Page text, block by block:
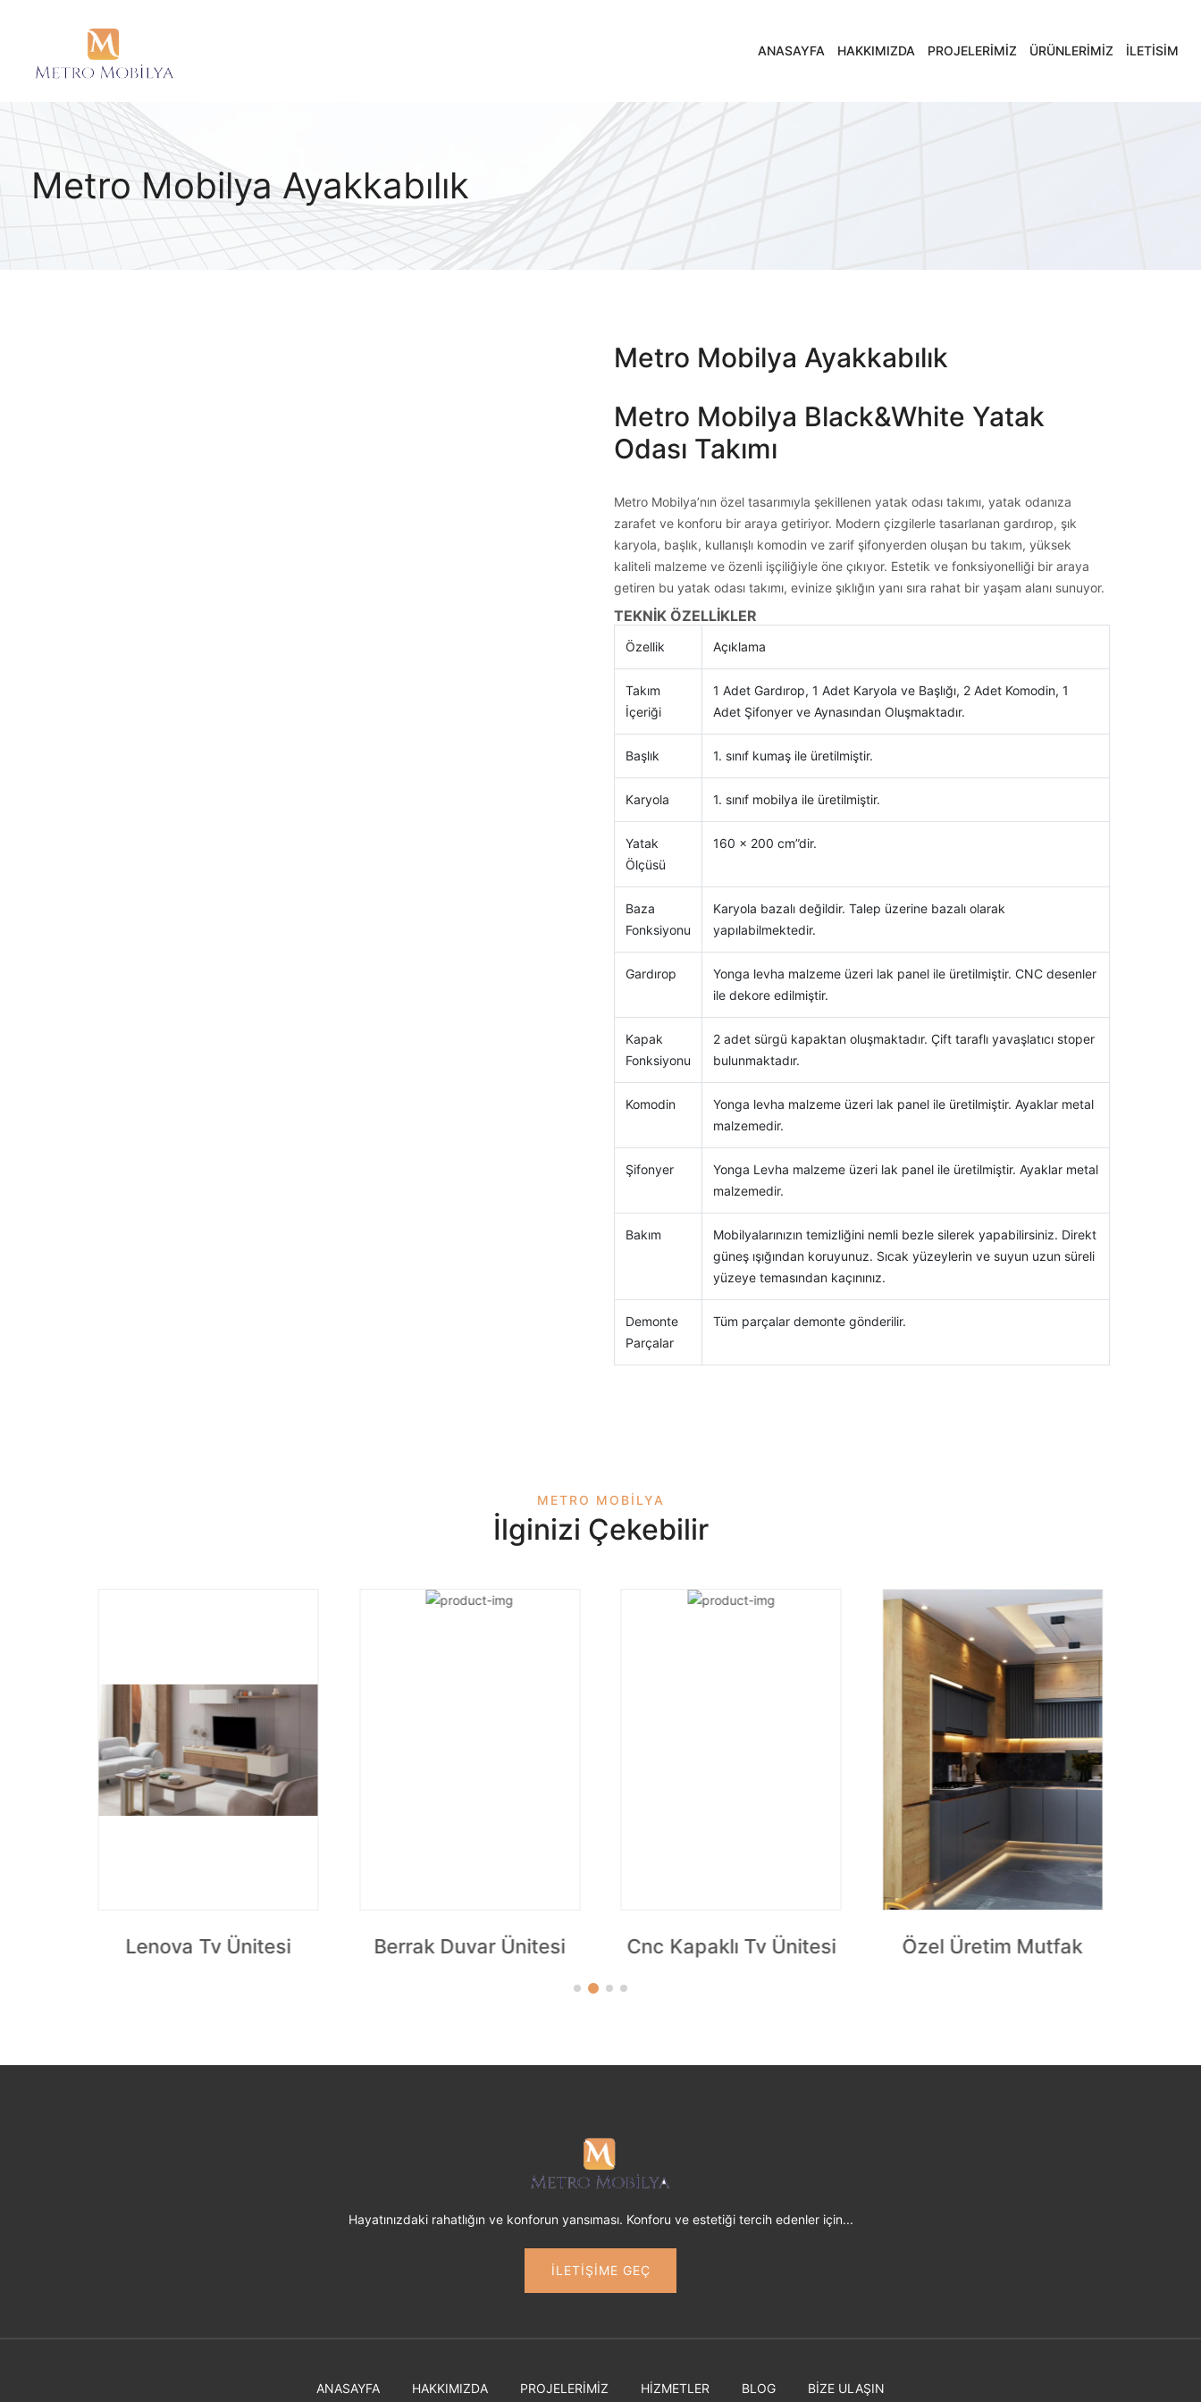
ANASAYFA HAKKIMIZDA PROJELERIMIZ ÜRÜNLERIMIZ İLETİSİM
Metro Mobilya Ayakkabılık
Metro Mobilya Ayakkabılık
Metro Mobilya Black&White Yatak
Odası Takımı
Metro Mobilya’nın özel tasarımıyla şekillenen yatak odası takımı, yatak odanıza
zarafet ve konforu bir araya getiriyor. Modern çizgilerle tasarlanan gardırop, şık
karyola, başlık, kullanışlı komodin ve zarif şifonyerden oluşan bu takım, yüksek
kaliteli malzeme ve özenli işçiliğiyle öne çıkıyor. Estetik ve fonksiyonelliği bir araya
getiren bu yatak odası takımı, evinize şıklığın yanı sıra rahat bir yaşam alanı sunuyor.
TEKNİK ÖZELLİKLER
Özellik Açıklama
Takım
İçeriği
1 Adet Gardırop, 1 Adet Karyola ve Başlığı, 2 Adet Komodin, 1
Adet Şifonyer ve Aynasından Oluşmaktadır.
Başlık 1. sınıf kumaş ile üretilmiştir.
Karyola 1. sınıf mobilya ile üretilmiştir.
Yatak
Ölçüsü
160 x 200 cm”dir.
Baza
Fonksiyonu
Karyola bazalı değildir. Talep üzerine bazalı olarak
yapılabilmektedir.
Gardırop
Yonga levha malzeme üzeri lak panel ile üretilmiştir. CNC desenler
ile dekore edilmiştir.
Kapak
Fonksiyonu
2 adet sürgü kapaktan oluşmaktadır. Çift taraflı yavaşlatıcı stoper
bulunmaktadır.
Komodin
Yonga levha malzeme üzeri lak panel ile üretilmiştir. Ayaklar metal
malzemedir.
Şifonyer
Yonga Levha malzeme üzeri lak panel ile üretilmiştir. Ayaklar metal
malzemedir.
Bakım
Mobilyalarınızın temizliğini nemli bezle silerek yapabilirsiniz. Direkt
güneş ışığından koruyunuz. Sıcak yüzeylerin ve suyun uzun süreli
yüzeye temasından kaçınınız.
Demonte
Parçalar
Tüm parçalar demonte gönderilir.
METRO MOBILYA
İlginizi Çekebilir
Lenova Tv Ünitesi Berrak Duvar Ünitesi Cnc Kapaklı Tv Ünitesi Özel Üretim Mutfak
Hayatınızdaki rahatlığın ve konforun yansıması. Konforu ve estetiği tercih edenler için...
İLETİŞİME GEÇ
ANASAYFA HAKKIMIZDA PROJELERİMİZ HİZMETLER BLOG BİZE ULAŞIN